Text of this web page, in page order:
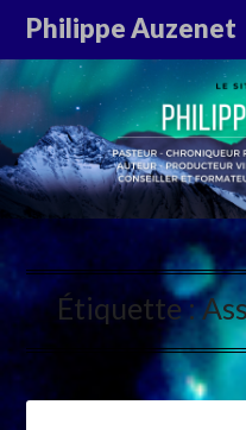
Philippe Auzenet
Étiquette :